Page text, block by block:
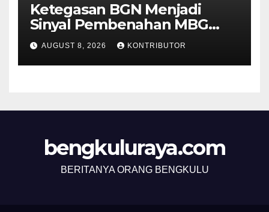
Ketegasan BGN Menjadi
Sinyal Pembenahan MBG
Berjalan Lebih Serius
AUGUST 8, 2026 KONTRIBUTOR
bengkuluraya.com
BERITANYA ORANG BENGKULU